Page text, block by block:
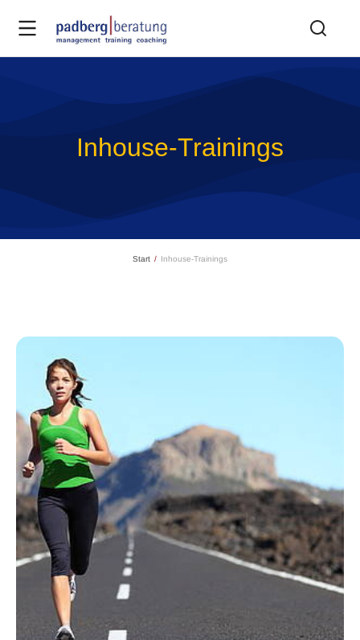
Inhouse-Trainings
Sie befinden sich hier:Start Inhouse-Trainings